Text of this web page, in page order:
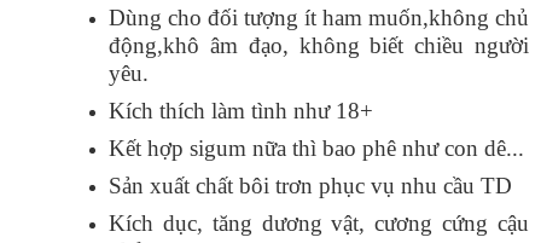
Dùng cho đối tượng ít ham muốn,không chủ
động,khô âm đạo, không biết chiều người
yêu.
Kích thích làm tình như 18+
Kết hợp sigum nữa thì bao phê như con dê...
Sản xuất chất bôi trơn phục vụ nhu cầu TD
Kích dục, tăng dương vật, cương cứng cậu